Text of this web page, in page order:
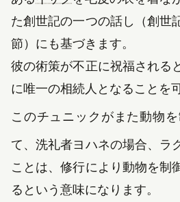
た創世記の一つの話し（創世
節）にも基づきます。
彼の術策が不正に祝福される
に唯一の相続人となることを
このチュニックがまた動物
て、洗礼者ヨハネの場合、ラ
ことは、修行により動物を制
るという意味になります。